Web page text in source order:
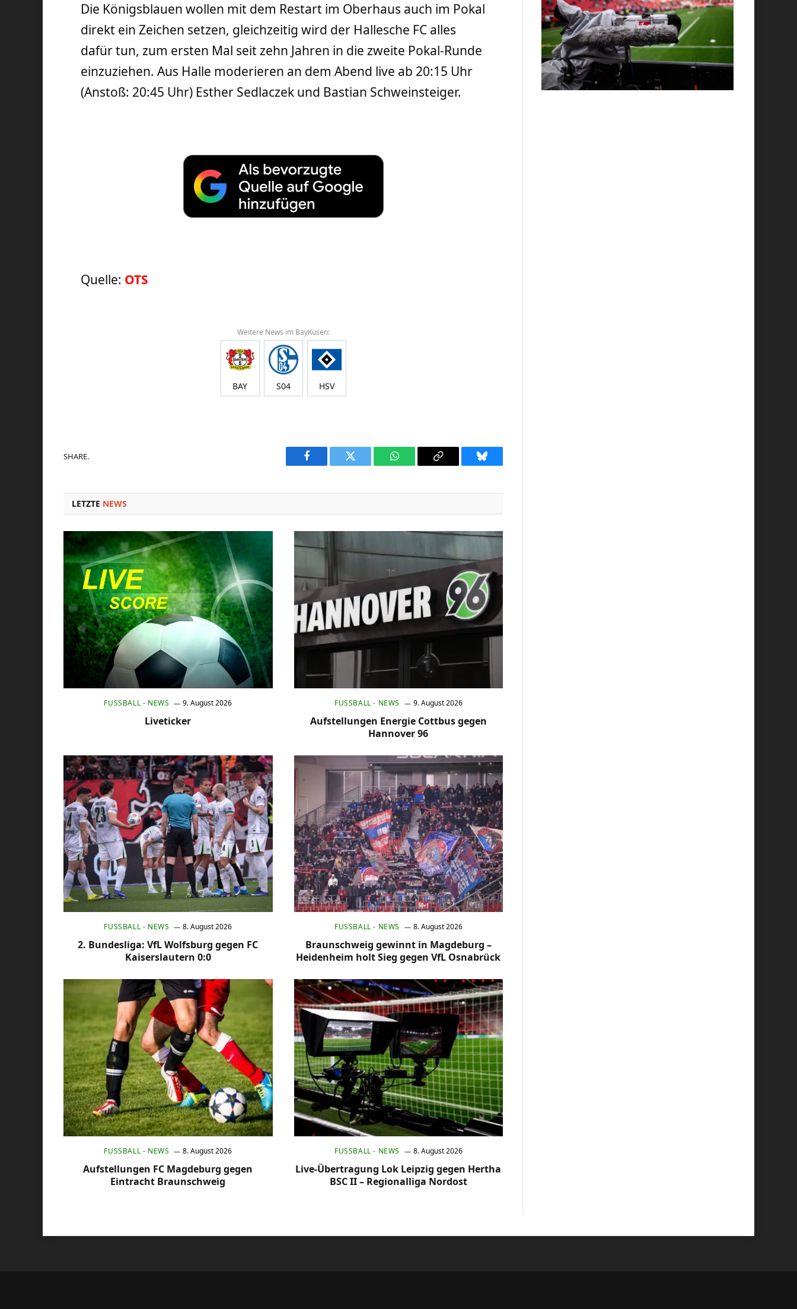
Die Königsblauen wollen mit dem Restart im Oberhaus auch im Pokal
direkt ein Zeichen setzen, gleichzeitig wird der Hallesche FC alles
dafür tun, zum ersten Mal seit zehn Jahren in die zweite Pokal-Runde
einzuziehen. Aus Halle moderieren an dem Abend live ab 20:15 Uhr
(Anstoß: 20:45 Uhr) Esther Sedlaczek und Bastian Schweinsteiger.
Quelle: OTS
Weitere News im BayKusen:
BAY S04 HSV
SHARE.
Facebook Twitter WhatsAppCopy
Bluesky
LETZTE NEWS
FUSSBALL - NEWS 9. August 2026
Liveticker
FUSSBALL - NEWS 9. August 2026
Aufstellungen Energie Cottbus gegen
Hannover 96
FUSSBALL - NEWS 8. August 2026
2. Bundesliga: VfL Wolfsburg gegen FC
Kaiserslautern 0:0
FUSSBALL - NEWS 8. August 2026
Braunschweig gewinnt in Magdeburg –
Heidenheim holt Sieg gegen VfL Osnabrück
FUSSBALL - NEWS 8. August 2026
Aufstellungen FC Magdeburg gegen
Eintracht Braunschweig
FUSSBALL - NEWS 8. August 2026
Live-Übertragung Lok Leipzig gegen Hertha
BSC II – Regionalliga Nordost